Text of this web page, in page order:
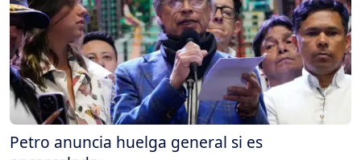
Petro anuncia huelga general si es